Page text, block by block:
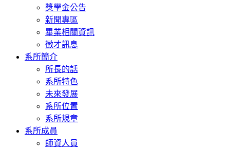
獎學金公告
新聞專區
畢業相關資訊
徵才訊息
系所簡介
所長的話
系所特色
未來發展
系所位置
系所規章
系所成員
師資人員